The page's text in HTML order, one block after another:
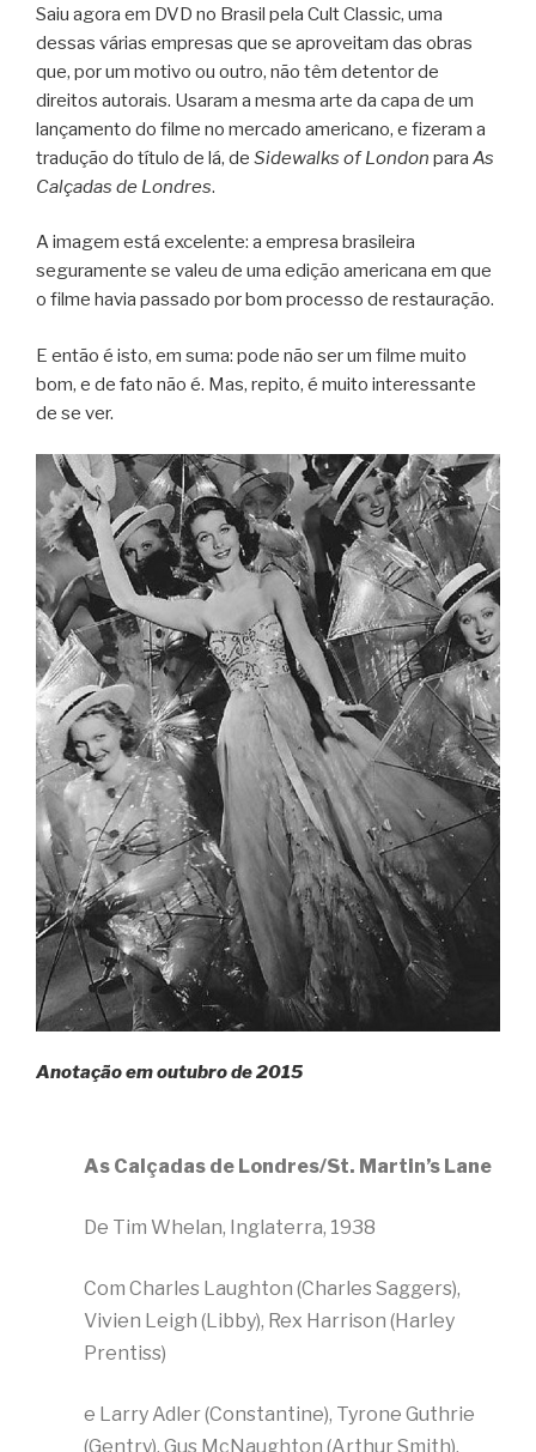
Saiu agora em DVD no Brasil pela Cult Classic, uma
dessas várias empresas que se aproveitam das obras
que, por um motivo ou outro, não têm detentor de
direitos autorais. Usaram a mesma arte da capa de um
lançamento do filme no mercado americano, e fizeram a
tradução do título de lá, de Sidewalks of London para As
Calçadas de Londres.
A imagem está excelente: a empresa brasileira
seguramente se valeu de uma edição americana em que
o filme havia passado por bom processo de restauração.
E então é isto, em suma: pode não ser um filme muito
bom, e de fato não é. Mas, repito, é muito interessante
de se ver.
Anotação em outubro de 2015
As Calçadas de Londres/St. Martin’s Lane
De Tim Whelan, Inglaterra, 1938
Com Charles Laughton (Charles Saggers),
Vivien Leigh (Libby), Rex Harrison (Harley
Prentiss)
e Larry Adler (Constantine), Tyrone Guthrie
(Gentry), Gus McNaughton (Arthur Smith),